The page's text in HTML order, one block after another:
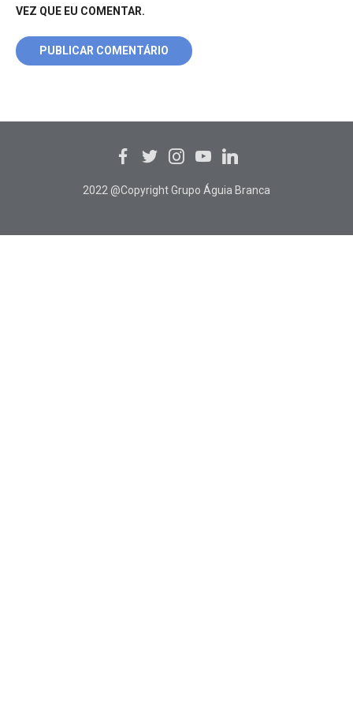
VEZ QUE EU COMENTAR.
2022 @Copyright Grupo Águia Branca